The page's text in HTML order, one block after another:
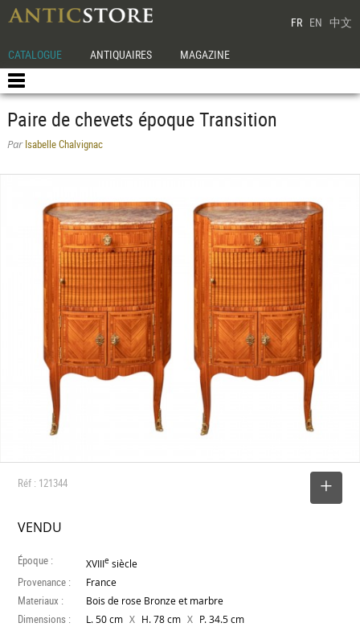
FR EN 中文
CATALOGUE ANTIQUAIRES MAGAZINE
Paire de chevets époque Transition
ParIsabelle Chalvignac
Réf : 121344
VENDU
Époque : XVIIIe siècle
Provenance : France
Materiaux : Bois de rose Bronze et marbre
Dimensions : L. 50 cm X H. 78 cm X P. 34.5 cm